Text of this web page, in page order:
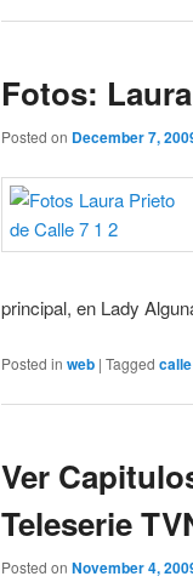
Fotos:
Posted on December 7,
principal, en Lady
Posted in web |Tagged
Ver
Teleserie
Posted onNovember 4,